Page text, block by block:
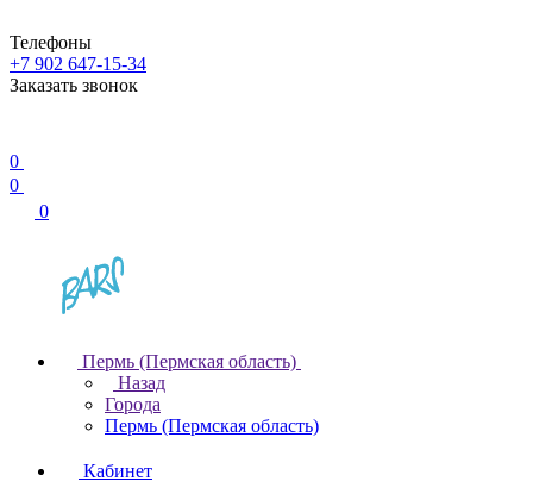
Телефоны
+7 902 647-15-34
Заказать звонок
0
0
0
Пермь (Пермская область)
Назад
Города
Пермь (Пермская область)
Кабинет